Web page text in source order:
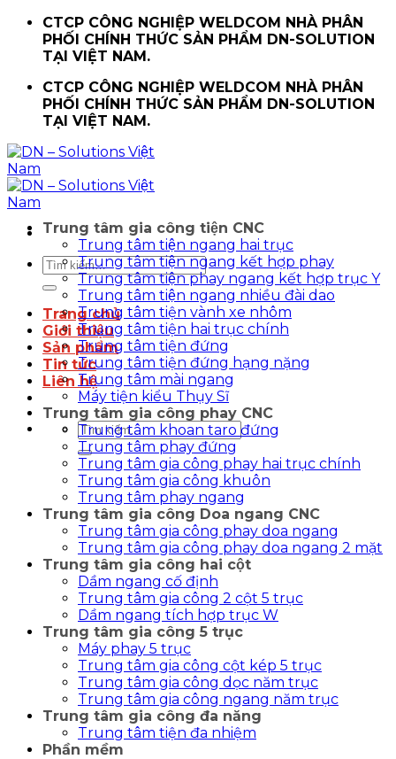
ChuyểnCTCP CÔNG NGHIỆP WELDCOM NHÀ PHÂN
PHỐI CHÍNH THỨC SẢN PHẨM DN-SOLUTION
TẠI VIỆT NAM.
CTCP CÔNG NGHIỆP WELDCOM NHÀ PHÂN
PHỐI CHÍNH THỨC SẢN PHẨM DN-SOLUTION
TẠI VIỆT NAM.
Tìm
kiếm:
Trang chủ
Giới thiệu
Sản phẩm
Tin tức
Liên hệ
Tìm
kiếm:
Trung tâm gia công tiện CNC
Trung tâm tiện ngang hai trục
Trung tâm tiện ngang kết hợp phay
Trung tâm tiện phay ngang kết hợp trục Y
Trung tâm tiện ngang nhiều đài dao
Trung tâm tiện vành xe nhôm
Trung tâm tiện hai trục chính
Trung tâm tiện đứng
Trung tâm tiện đứng hạng nặng
Trung tâm mài ngang
Máy tiện kiểu Thụy Sĩ
Trung tâm gia công phay CNC
Trung tâm khoan taro đứng
Trung tâm phay đứng
Trung tâm gia công phay hai trục chính
Trung tâm gia công khuôn
Trung tâm phay ngang
Trung tâm gia công Doa ngang CNC
Trung tâm gia công phay doa ngang
Trung tâm gia công phay doa ngang 2 mặt
Trung tâm gia công hai cột
Dầm ngang cố định
Trung tâm gia công 2 cột 5 trục
Dầm ngang tích hợp trục W
Trung tâm gia công 5 trục
Máy phay 5 trục
Trung tâm gia công cột kép 5 trục
Trung tâm gia công dọc năm trục
Trung tâm gia công ngang năm trục
Trung tâm gia công đa năng
Trung tâm tiện đa nhiệm
Phần mềm